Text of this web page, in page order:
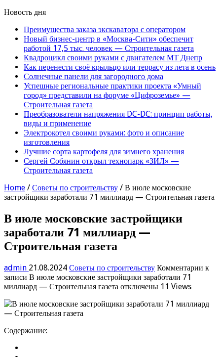
Новость дня
Преимущества заказа экскаватора с оператором
Новый бизнес-центр в «Москва-Сити» обеспечит
работой 17,5 тыс. человек — Строительная газета
Квадроцикл своими руками с двигателем МТ Днепр
Как перенести своё крыльцо или террасу из лета в осень
Солнечные панели для загородного дома
Успешные региональные практики проекта «Умный
город» представили на форуме «Цифроземье» —
Строительная газета
Преобразователи напряжения DC-DC: принцип работы,
виды и применение
Электрокотел своими руками: фото и описание
изготовления
Лучшие сорта картофеля для зимнего хранения
Сергей Собянин открыл технопарк «ЗИЛ» —
Строительная газета
Home / Советы по строительству / В июле московские
застройщики заработали 71 миллиард — Строительная газета
В июле московские застройщики
заработали 71 миллиард —
Строительная газета
admin 21.08.2024 Советы по строительству Комментарии к
записи В июле московские застройщики заработали 71
миллиард — Строительная газета отключены 11 Views
Содержание: